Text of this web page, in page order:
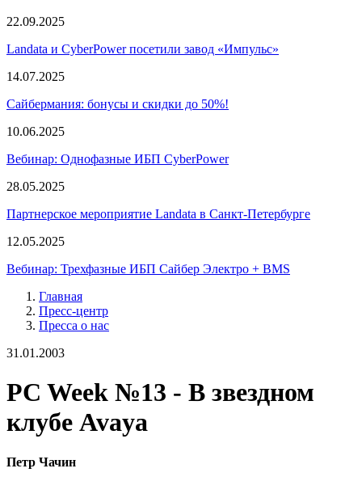
22.09.2025
Landata и CyberPower посетили завод «Импульс»
14.07.2025
Сайбермания: бонусы и скидки до 50%!
10.06.2025
Вебинар: Однофазные ИБП CyberPower
28.05.2025
Партнерское мероприятие Landata в Санкт-Петербурге
12.05.2025
Вебинар: Трехфазные ИБП Сайбер Электро + BMS
Главная
Пресс-центр
Пресса о нас
31.01.2003
PC Week №13 - В звездном
клубе Avaya
Петр Чачин